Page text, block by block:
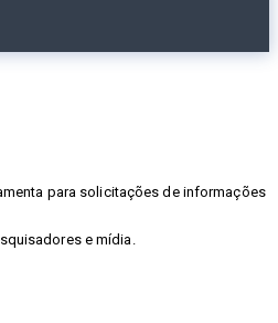
para solicitações de informações
e mídia.